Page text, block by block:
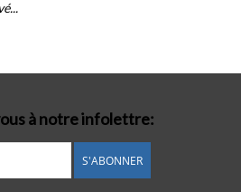
à notre infolettre:
S'ABONNER